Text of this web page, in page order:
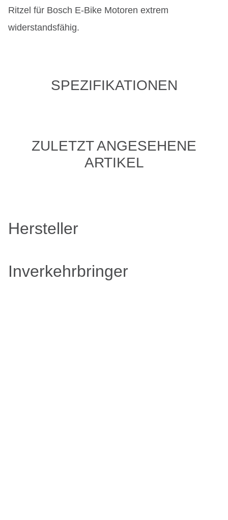
Ritzel für Bosch E-Bike Motoren extrem
widerstandsfähig.
SPEZIFIKATIONEN
ZULETZT ANGESEHENE
ARTIKEL
Hersteller
Inverkehrbringer